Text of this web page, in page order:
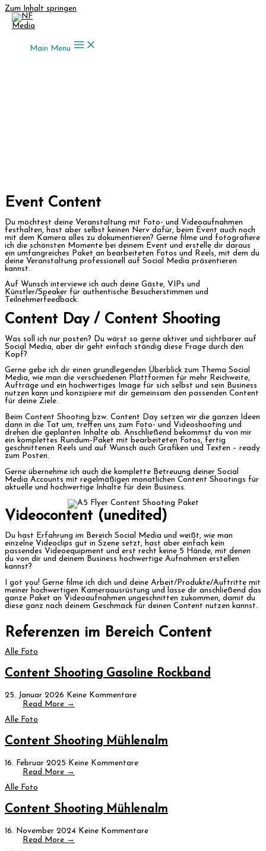
Zum Inhalt springen
Main Menu
Event Content
Du möchtest deine Veranstaltung mit Foto- und Videoaufnahmen
festhalten, hast aber selbst keinen Nerv dafür, beim Event auch noch
mit dem Kamera alles zu dokumentieren? Gerne filme und fotografiere
ich die schönsten Momente bei deinem Event und erstelle dir daraus
ein umfangreiches Paket an bearbeiteten Fotos und Reels, mit dem du
deine Veranstaltung professionell auf Social Media präsentieren
kannst.
Auf Wunsch interviewe ich auch deine Gäste, VIPs und
Künstler/Speaker für authentische Besucherstimmen und
Teilnehmerfeedback.
Content Day / Content Shooting
Was soll ich nur posten? Du wärst so gerne aktiver und sichtbarer auf
Social Media, aber dir geht einfach ständig diese Frage durch den
Kopf?
Gerne gebe ich dir einen grundlegenden Überblick zum Thema Social
Media, wie man die verschiedenen Plattformen für mehr Reichweite,
Aufträge und ein hochwertiges Image für sich selbst und sein Business
nutzen kann und konzipiere mit dir gemeinsam den passenden Content
für deine Ziele.
Beim Content Shooting bzw. Content Day setzen wir die ganzen Ideen
dann in die Tat um, treffen uns zum Foto- und Videoshooting und
drehen die geplanten Inhalte ab. Anschließend bekommst du von mir
ein komplettes Rundum-Paket mit bearbeiteten Fotos, fertig
geschnittenen Reels und auf Wunsch auch Grafiken und Texten – ready
zum Posten.
Gerne übernehme ich auch die komplette Betreuung deiner Social
Media Accounts mit regelmäßigen monatlichen Content Shootings für
aktuelle und hochwertige Inhalte für dein Business.
Videocontent (unedited)
Du hast Erfahrung im Bereich Social Media und weißt, wie man
einzelne Videoclips gut in Szene setzt, hast aber einfach kein
passendes Videoequipment und erst recht keine 5 Hände, mit denen
du von dir und deinem Business hochwertige Aufnahmen erstellen
kannst?
I got you! Gerne filme ich dich und deine Arbeit/Produkte/Auftritte mit
meiner hochwertigen Kameraausrüstung und lasse dir anschließend das
ganze Paket an Videoaufnahmen ungeschnitten zukommen, damit du
diese ganz nach deinem Geschmack für deinen Content nutzen kannst.
Referenzen im Bereich Content
Alle Foto
Content Shooting Gasoline Rockband
25. Januar 2026
Keine Kommentare
Read More →
Alle Foto
Content Shooting Mühlenalm
16. Februar 2025
Keine Kommentare
Read More →
Alle Foto
Content Shooting Mühlenalm
16. November 2024 Keine Kommentare
Read More →